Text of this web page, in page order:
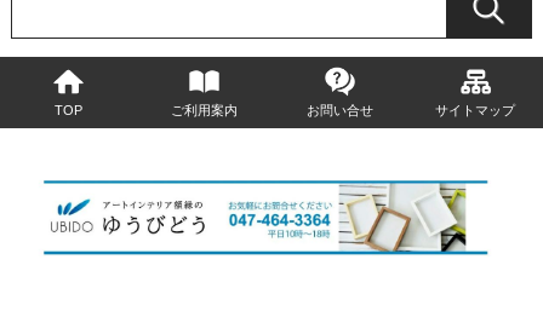
TOP ご利用案内 お問い合せ サイトマップ